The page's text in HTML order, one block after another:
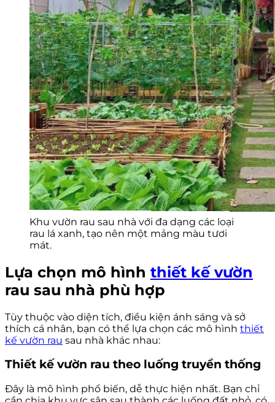
Khu vườn rau sau nhà với đa dạng các loại
rau lá xanh, tạo nên một mảng màu tươi
mát.
Lựa chọn mô hình thiết kế vườn
rau sau nhà phù hợp
Tùy thuộc vào diện tích, điều kiện ánh sáng và sở
thích cá nhân, bạn có thể lựa chọn các mô hình thiết
kế vườn rau sau nhà khác nhau:
Thiết kế vườn rau theo luống truyền thống
Đây là mô hình phổ biến, dễ thực hiện nhất. Bạn chỉ